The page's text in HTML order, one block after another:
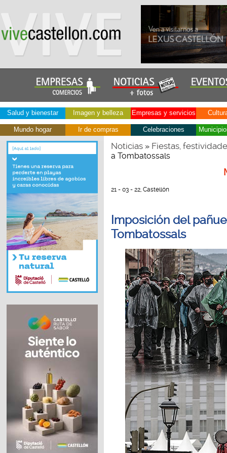
Salud y bienestar Imagen y belleza Empresas y servicios
Mundo hogar Ir de compras Celebraciones
Noticias» Fiestas,
a Tombatossals
21 - 03 - 22, Castellón
Imposición del
Tombatossals